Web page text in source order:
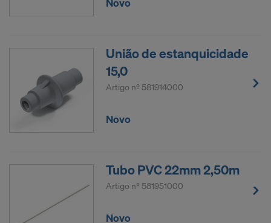
Novo
União de estanquicidade
15,0
Artigo nº 581914000
Novo
Tubo PVC 22mm 2,50m
Artigo nº 581951000
Novo